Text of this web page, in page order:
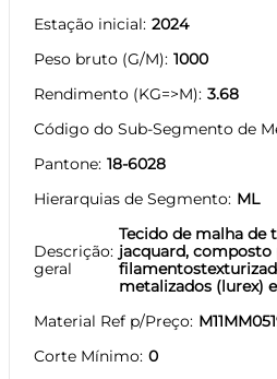
Estação inicial 2024
Peso bruto (G/M) 1000
Rendimento (KG=>M) 3.68
Código do Sub-Segmento de
Pantone 18-6028
Hierarquias de Segmento ML
Descrição
geral
Tecido de malha de
jacquard, composto
metalizados (lurex)
Material Ref p/Preço
Corte Mínimo 0